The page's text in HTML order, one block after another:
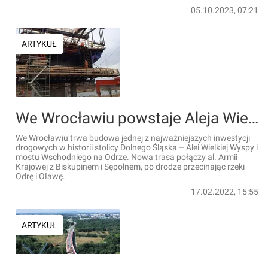
05.10.2023, 07:21
ARTYKUŁ
We Wrocławiu powstaje Aleja Wielkiej Wyspy. Pierwszy fragment mostu Wschodniego już wisi nad Odrą [ZDJĘCIA]
We Wrocławiu trwa budowa jednej z najważniejszych inwestycji
drogowych w historii stolicy Dolnego Śląska – Alei Wielkiej Wyspy i
mostu Wschodniego na Odrze. Nowa trasa połączy al. Armii
Krajowej z Biskupinem i Sępolnem, po drodze przecinając rzeki
Odrę i Oławę.
17.02.2022, 15:55
ARTYKUŁ